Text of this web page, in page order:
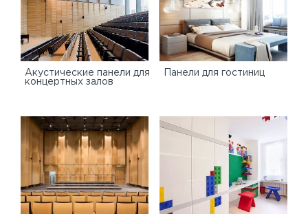
Акустические панели для
концертных залов
Панели для гостиниц